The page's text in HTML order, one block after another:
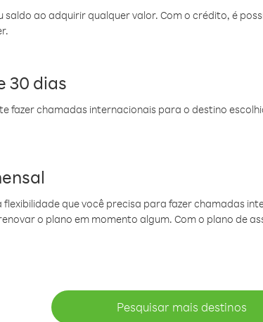
saldo ao adquirir qualquer valor. Com o crédito, é
30 dias
fazer chamadas internacionais para o destino
que você precisa para fazer chamadas
o plano em momento algum. Com o plano de
Pesquisar mais destinos